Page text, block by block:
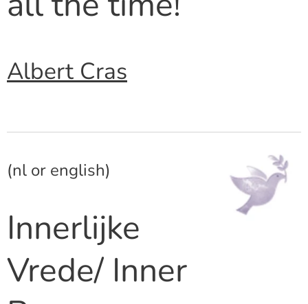
Albert Cras
(nl or english)
Innerlijke
Vrede/ Inner